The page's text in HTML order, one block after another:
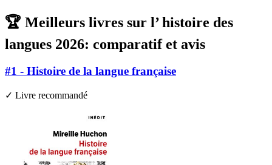
🏆 Meilleurs livres sur l’ histoire des
langues 2026: comparatif et avis
#1 - Histoire de la langue française
✓ Livre recommandé